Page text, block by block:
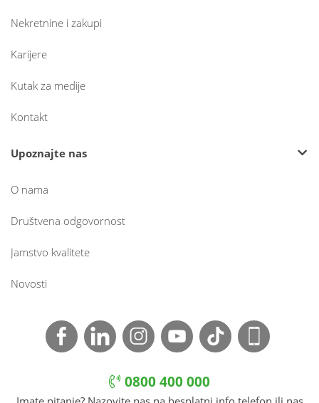
Nekretnine i zakupi
Karijere
Kutak za medije
Kontakt
Upoznajte nas
O nama
Društvena odgovornost
Jamstvo kvalitete
Novosti
0800 400 000